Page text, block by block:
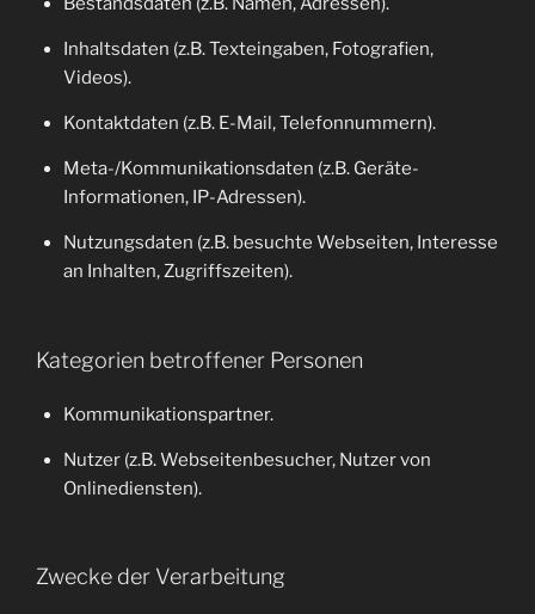
Inhaltsdaten (z.B. Texteingaben, Fotografien,
Videos).
Kontaktdaten (z.B. E-Mail, Telefonnummern).
Meta-/Kommunikationsdaten (z.B. Geräte-
Informationen, IP-Adressen).
Nutzungsdaten (z.B. besuchte Webseiten, Interesse
an Inhalten, Zugriffszeiten).
Kategorien betroffener Personen
Kommunikationspartner.
Nutzer (z.B. Webseitenbesucher, Nutzer von
Onlinediensten).
Zwecke der Verarbeitung